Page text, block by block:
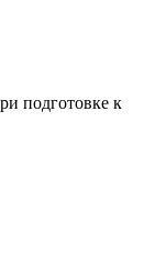
подготовке к